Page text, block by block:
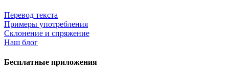
Перевод текста
Примеры употребления
Склонение и спряжение
Наш блог
Бесплатные приложения